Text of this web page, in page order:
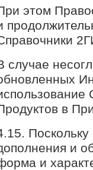
этом
случае
в
и
и